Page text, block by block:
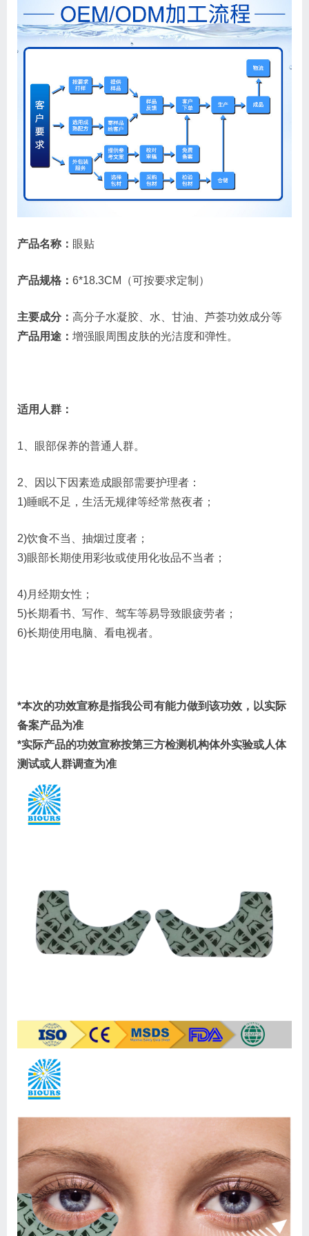
产品名称： 眼贴
产品规格： 6*18.3CM（可按要求定制）
主要成分： 高分子水凝胶、水、甘油、芦荟功效成分等
产品用途： 增强眼周围皮肤的光洁度和弹性。
适用人群：
1、眼部保养的普通人群。
2、因以下因素造成眼部需要护理者：
1)睡眠不足，生活无规律等经常熬夜者；
2)饮食不当、抽烟过度者；
3)眼部长期使用彩妆或使用化妆品不当者；
4)月经期女性；
5)长期看书、写作、驾车等易导致眼疲劳者；
6)长期使用电脑、看电视者。
*本次的功效宣称是指我公司有能力做到该功效，以实际
备案产品为准
*实际产品的功效宣称按第三方检测机构体外实验或人体
测试或人群调查为准